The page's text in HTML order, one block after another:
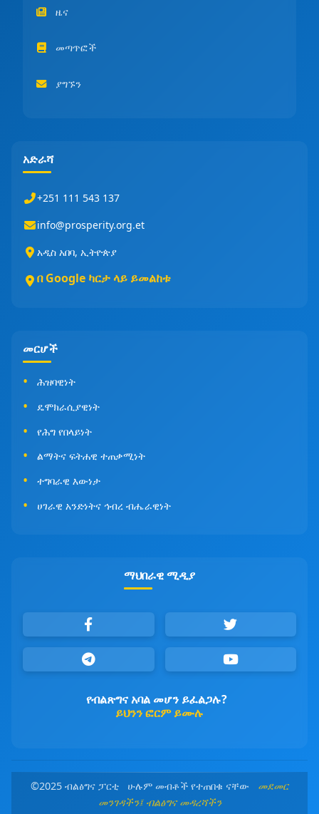
ዜና
መጣጥፎች
ያግኙን
አድራሻ
+251 111 543 137
info@prosperity.org.et
አዲስ አበባ, ኢትዮጵያ
በ Google ካርታ ላይ ይመልከቱ
መርሆች
ሕዝባዊነት
ዴሞክራሲያዊነት
የሕግ የበላይነት
ልማትና ፍትሐዊ ተጠቃሚነት
ተግባራዊ እውነታ
ሀገራዊ አንድነትና ኅብረ ብሔራዊነት
ማህበራዊ ሚዲያ
የብልጽግና አባል መሆን ይፈልጋሉ?
ይህንን ፎርም ይሙሉ
©2025 ብልፅግና ፓርቲ ሁሉም መብቶች የተጠበቁ ናቸው መደመር
መንገዳችን፤ ብልፅግና መዳረሻችን